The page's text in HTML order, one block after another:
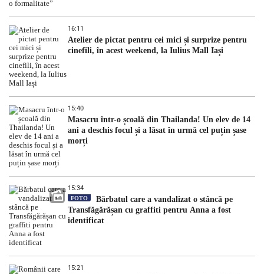
16:11
Atelier de pictat pentru cei mici și surprize pentru
cinefili, în acest weekend, la Iulius Mall Iași
15:40
Masacru într-o școală din Thailanda! Un elev de 14
ani a deschis focul și a lăsat în urmă cel puțin șase
morți
15:34
FOTO
Bărbatul care a vandalizat o stâncă pe
Transfăgărășan cu graffiti pentru Anna a fost
identificat
15:21